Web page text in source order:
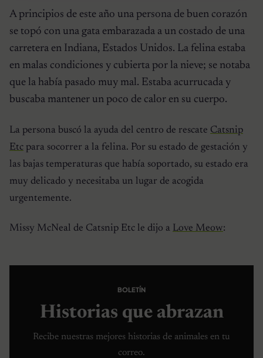
A principios de este año una persona de buen corazón
se topó con una gata embarazada a un costado de una
carretera en Indiana, Estados Unidos. La felina estaba
en malas condiciones y cubierta por la nieve; se notaba
que la había pasado muy mal. Estaba acurrucada y
buscaba mantener un poco de calor en su cuerpo.
La persona buscó la ayuda del centro de rescate Catsnip
Etc para socorrer a la felina. Por su estado de gestación y
las bajas temperaturas que había soportado, su estado era
muy delicado y necesitaba un lugar de acogida
urgentemente.
Missy McNeal de Catsnip Etc le dijo a Love Meow:
BOLETÍN
Historias que abrazan
Recibe nuestras mejores historias de animales en tu
correo.